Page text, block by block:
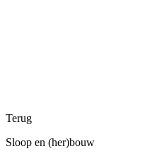
Terug
Sloop en (her)bouw